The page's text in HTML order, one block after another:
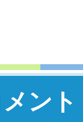
ント